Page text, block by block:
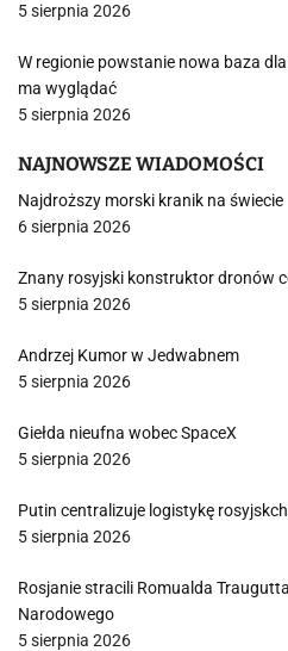
5 sierpnia 2026
W regionie powstanie nowa baza
ma wyglądać
5 sierpnia 2026
NAJNOWSZE WIADOMOŚCI
Najdroższy morski kranik na świecie
6 sierpnia 2026
Znany rosyjski konstruktor dronów
5 sierpnia 2026
Andrzej Kumor w Jedwabnem
5 sierpnia 2026
Giełda nieufna wobec SpaceX
5 sierpnia 2026
Putin centralizuje logistykę
5 sierpnia 2026
Rosjanie stracili Romualda
Narodowego
5 sierpnia 2026